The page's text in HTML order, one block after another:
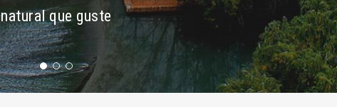
natural que guste